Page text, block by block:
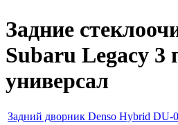
Задние
Subaru Legacy 3
универсал
Задний дворник Denso Hybrid DU-